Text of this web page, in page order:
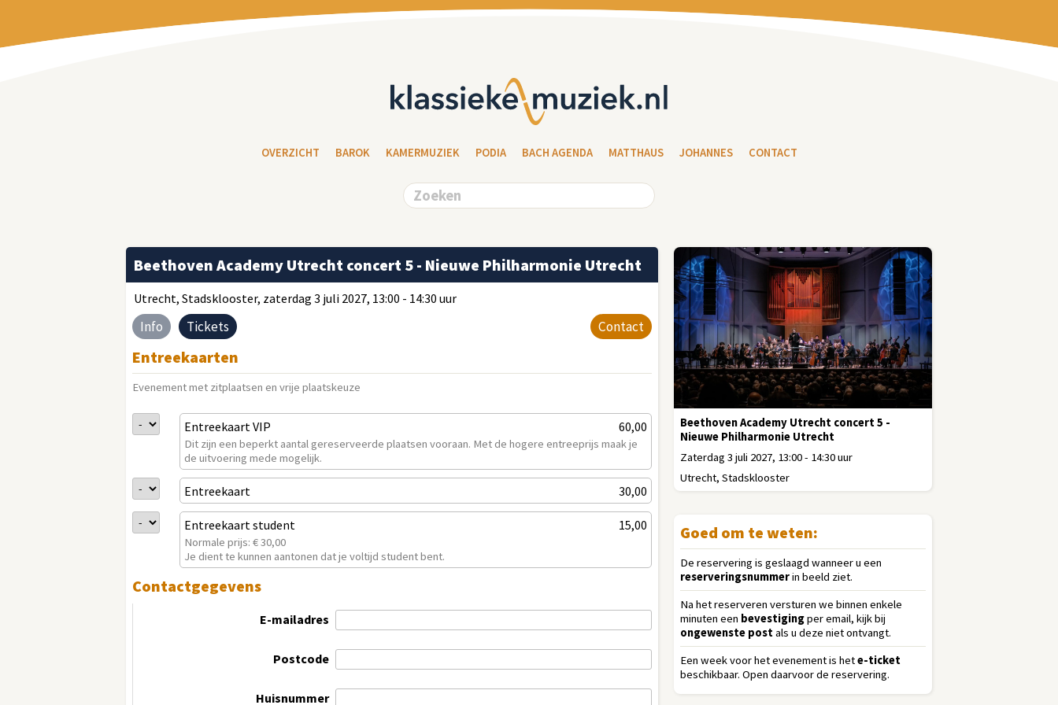
OVERZICHT BAROK KAMERMUZIEK PODIA BACH AGENDA MATTHAUS JOHANNES CONTACT
Beethoven Academy Utrecht concert 5 -
Nieuwe Philharmonie Utrecht
Zaterdag 3 juli 2027, 13:00 - 14:30 uur
Utrecht, Stadsklooster
Beethoven Academy Utrecht concert 5 - Nieuwe Philharmonie Utrecht
Utrecht, Stadsklooster, zaterdag 3 juli 2027, 13:00 - 14:30 uur
Info Tickets Contact
Entreekaarten
Evenement met zitplaatsen en vrije plaatskeuze
60,00
Entreekaart VIP
Dit zijn een beperkt aantal gereserveerde plaatsen vooraan. Met de hogere entreeprijs maak je
de uitvoering mede mogelijk.
30,00
Entreekaart
15,00
Entreekaart student
Normale prijs: € 30,00
Je dient te kunnen aantonen dat je voltijd student bent.
Contactgegevens
E-mailadres
Postcode
Huisnummer
Goed om te weten:
De reservering is geslaagd wanneer u een
reserveringsnummerin beeld ziet.
Na het reserveren versturen we binnen enkele
minuten een bevestigingper email, kijk bij
ongewenste postals u deze niet ontvangt.
Een week voor het evenement is hete-ticket
beschikbaar. Open daarvoor de reservering.